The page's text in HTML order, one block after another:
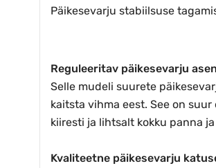
Päikesevarju stabiilsuse
Reguleeritav päikesevarju
Selle mudeli suurete
kaitsta vihma eest. See on
kiiresti ja lihtsalt kokku panna
Kvaliteetne päikesevarju